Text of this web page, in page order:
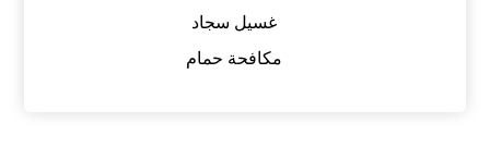
غسيل سجاد
مكافحة حمام